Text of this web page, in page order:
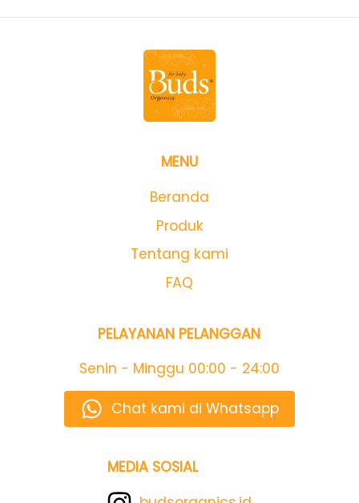
MENU
Beranda
Produk
Tentang kami
FAQ
PELAYANAN PELANGGAN
Senin - Minggu 00:00 - 24:00
Chat kami di Whatsapp
MEDIA SOSIAL